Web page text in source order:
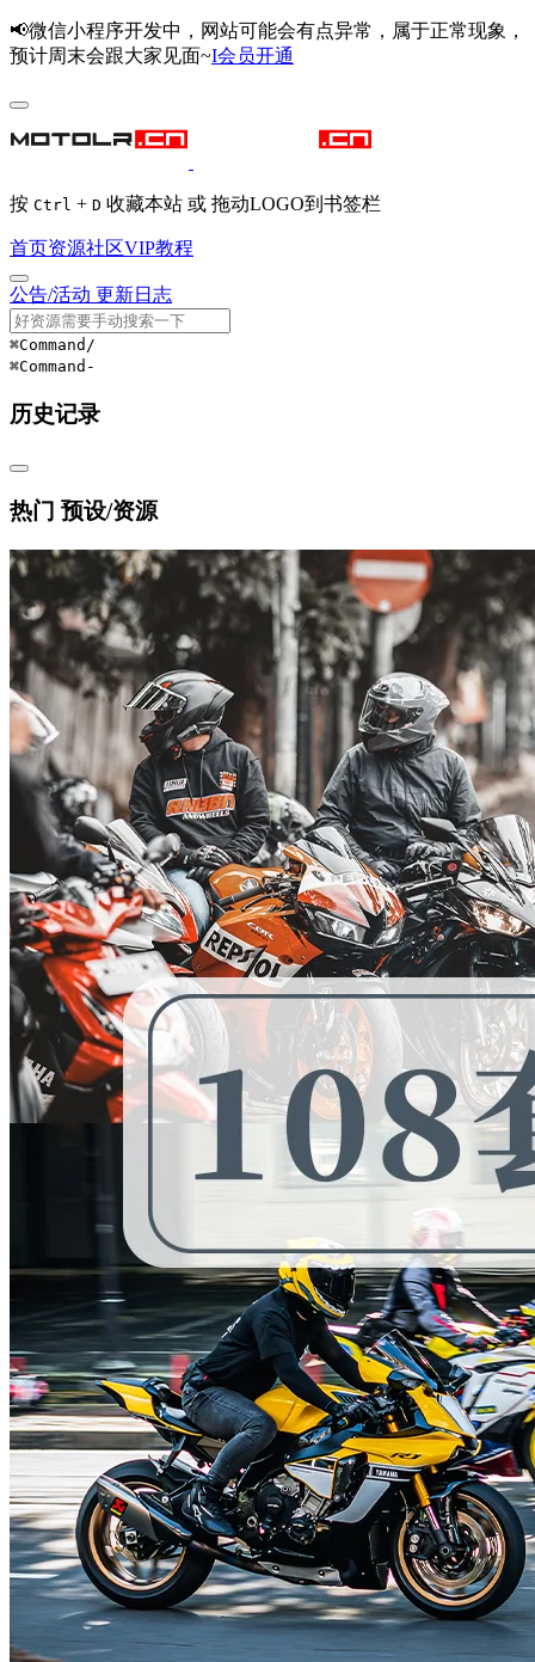
📢微信小程序开发中，网站可能会有点异常，属于正常现象，
预计周末会跟大家见面~I会员开通
按 Ctrl + D 收藏本站 或 拖动LOGO到书签栏
首页资源社区VIP教程
公告/活动 更新日志
⌘Command /
⌘Command -
历史记录
热门 预设/资源